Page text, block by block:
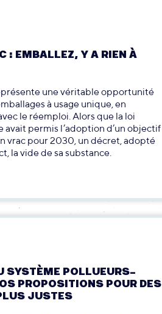
: EMBALLEZ, Y A RIEN À
une véritable opportunité
à usage unique, en
le réemploi. Alors que la loi
avait permis l’adoption d’un objectif
vrac pour 2030, un décret, adopté
la vide de sa substance.
SYSTÈME POLLUEURS-
PROPOSITIONS POUR DES
JUSTES